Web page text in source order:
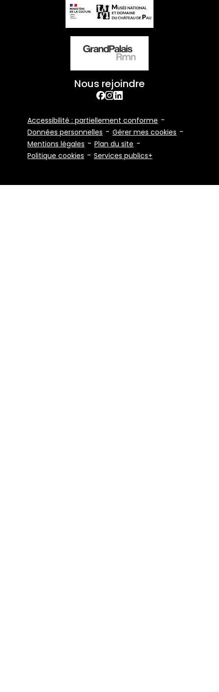
Nous rejoindre
facebook
Instagram
Bottom
Accessibilité : partiellement conforme
Données personnelles
Gérer mes cookies
Mentions légales
Plan du site
Politique cookies
Services publics+